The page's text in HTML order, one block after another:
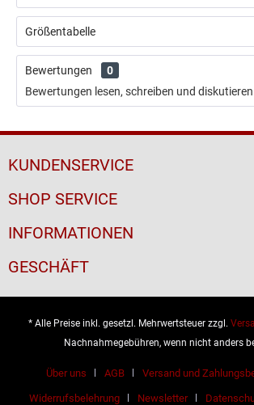
Größentabelle
Bewertungen
0
Bewertungen lesen, schreiben und
KUNDENSERVICE
SHOP SERVICE
INFORMATIONEN
GESCHÄFT
* Alle Preise inkl. gesetzl. Mehrwertsteuer zzgl.
Nachnahmegebühren, wenn nicht anders
Über uns AGB Versand und
Widerrufsbelehrung Newsletter